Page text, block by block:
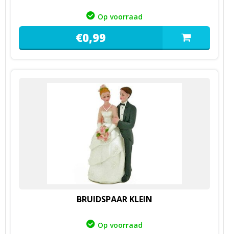
Op voorraad
€0,99
BRUIDSPAAR KLEIN
Op voorraad